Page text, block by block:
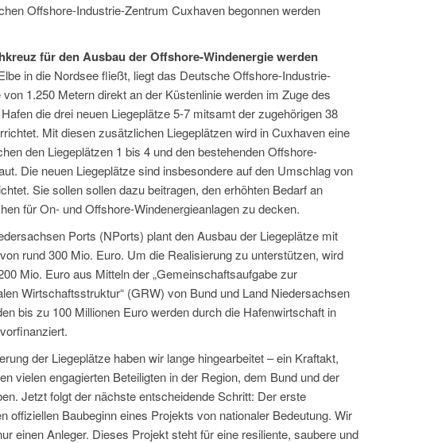
Offshore-Industrie-Zentrum Cuxhaven begonnen werden
für den Ausbau der Offshore-Windenergie werden
in die Nordsee fließt, liegt das Deutsche Offshore-Industrie-
1.250 Metern direkt an der Küstenlinie werden im Zuge des
die drei neuen Liegeplätze 5-7 mitsamt der zugehörigen 38
Mit diesen zusätzlichen Liegeplätzen wird in Cuxhaven eine
den Liegeplätzen 1 bis 4 und den bestehenden Offshore-
Die neuen Liegeplätze sind insbesondere auf den Umschlag von
Sie sollen sollen dazu beitragen, den erhöhten Bedarf an
für On- und Offshore-Windenergieanlagen zu decken.
Ports (NPorts) plant den Ausbau der Liegeplätze mit
rund 300 Mio. Euro. Um die Realisierung zu unterstützen, wird
Mio. Euro aus Mitteln der „Gemeinschaftsaufgabe zur
Wirtschaftsstruktur“ (GRW) von Bund und Land Niedersachsen
bis zu 100 Millionen Euro werden durch die Hafenwirtschaft in
der Liegeplätze haben wir lange hingearbeitet – ein Kraftakt,
vielen engagierten Beteiligten in der Region, dem Bund und der
Jetzt folgt der nächste entscheidende Schritt: Der erste
offiziellen Baubeginn eines Projekts von nationaler Bedeutung. Wir
einen Anleger. Dieses Projekt steht für eine resiliente, saubere und